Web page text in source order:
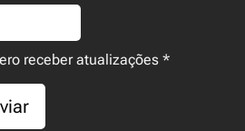
receber atualizações